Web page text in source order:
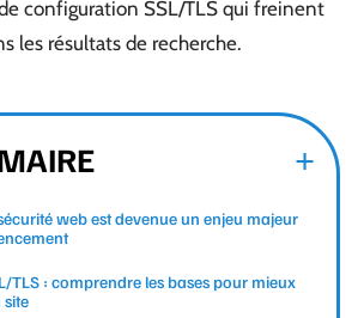
configuration SSL/TLS qui freinent
les résultats de recherche.
web est devenue un enjeu majeur
TLS : comprendre les bases pour mieux
site